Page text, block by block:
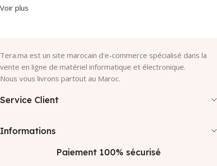
Voir plus
Tera.ma est un site marocain d'e-commerce spécialisé dans la
vente en ligne de matériel informatique et électronique.
Nous vous livrons partout au Maroc.
Service Client
Informations
Paiement 100% sécurisé